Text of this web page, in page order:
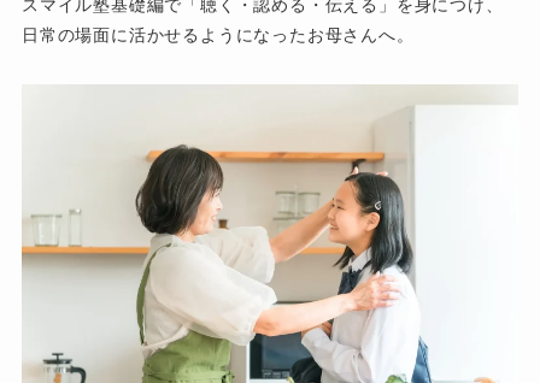
スマイル塾基礎編で「聴く・認める・伝える」を身につけ、
日常の場面に活かせるようになったお母さんへ。